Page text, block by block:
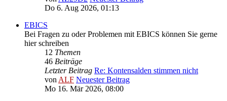
Do 6. Aug 2026, 01:13
EBICS
Bei Fragen zu oder Problemen mit EBICS können Sie gerne
hier schreiben
12 Themen
46 Beiträge
Letzter Beitrag Re: Kontensalden stimmen nicht
vonALF Neuester Beitrag
Mo 16. Mär 2026, 08:00